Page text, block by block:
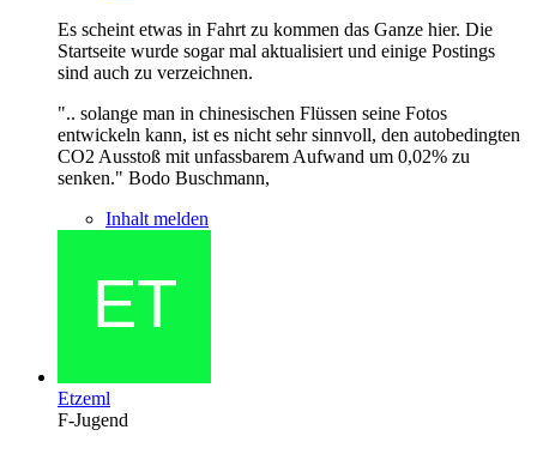
Es scheint etwas in Fahrt zu kommen das Ganze hier. Die
Startseite wurde sogar mal aktualisiert und einige Postings
sind auch zu verzeichnen.
".. solange man in chinesischen Flüssen seine Fotos
entwickeln kann, ist es nicht sehr sinnvoll, den autobedingten
CO2 Ausstoß mit unfassbarem Aufwand um 0,02% zu
senken." Bodo Buschmann,
Inhalt melden
Etzeml
F-Jugend